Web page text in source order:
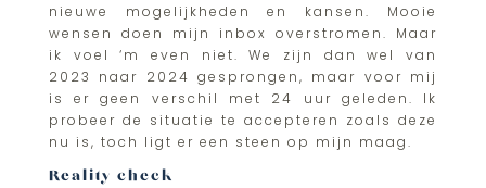
nieuwe mogelijkheden en kansen. Mooie
wensen doen mijn inbox overstromen. Maar
ik voel ‘m even niet. We zijn dan wel van
2023 naar 2024 gesprongen, maar voor mij
is er geen verschil met 24 uur geleden. Ik
probeer de situatie te accepteren zoals deze
nu is, toch ligt er een steen op mijn maag.
Reality check